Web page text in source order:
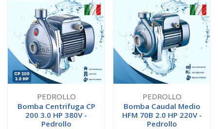
PEDROLLO
Bomba Centrifuga CP
200 3.0 HP 380V -
Pedrollo
PEDROLLO
Bomba Caudal Medio
HFM 70B 2.0 HP 220V -
Pedrollo